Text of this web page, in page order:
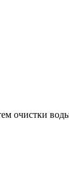
очистки